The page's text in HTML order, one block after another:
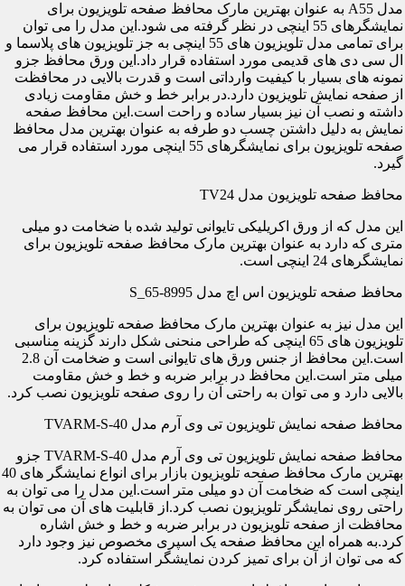
مدل A55 به عنوان بهترین مارک محافظ صفحه تلویزیون برای
نمایشگرهای 55 اینچی در نظر گرفته می شود.این مدل را می توان
برای تمامی مدل تلویزیون های 55 اینچی به جز تلویزیون های پلاسما و
ال سی دی های قدیمی مورد استفاده قرار داد.این ورق محافظ جزو
نمونه های بسیار با کیفیت وارداتی است و قدرت بالایی در محافظت
از صفحه نمایش تلویزیون دارد.در برابر خط و خش مقاومت زیادی
داشته و نصب آن نیز بسیار ساده و راحت است.این محافظ صفحه
نمایش به دلیل داشتن چسب دو طرفه به عنوان بهترین مدل محافظ
صفحه تلویزیون برای نمایشگرهای 55 اینچی مورد استفاده قرار می
گیرد.
محافظ صفحه تلویزیون مدل TV24
این مدل که از ورق اکریلیکی تایوانی تولید شده با ضخامت دو میلی
متری که دارد به عنوان بهترین مارک محافظ صفحه تلویزیون برای
نمایشگرهای 24 اینچی است.
محافظ صفحه تلویزیون اس اچ مدل S_65-8995
این مدل نیز به عنوان بهترین مارک محافظ صفحه تلویزیون برای
تلویزیون های 65 اینچی که طراحی منحنی شکل دارند گزینه مناسبی
است.این محافظ از جنس ورق های تایوانی است و ضخامت آن 2.8
میلی متر است.این محافظ در برابر ضربه و خط و خش مقاومت
بالایی دارد و می توان به راحتی آن را روی صفحه تلویزیون نصب کرد.
محافظ صفحه نمایش تلویزیون تی وی آرم مدل TVARM-S-40
محافظ صفحه نمایش تلویزیون تی وی آرم مدل TVARM-S-40 جزو
بهترین مارک محافظ صفحه تلویزیون بازار برای انواع نمایشگر های 40
اینچی است که ضخامت آن دو میلی متر است.این مدل را می توان به
راحتی روی نمایشگر تلویزیون نصب کرد.از قابلیت های آن می توان به
محافظت از صفحه تلویزیون در برابر ضربه و خط و خش اشاره
کرد.به همراه این محافظ صفحه یک اسپری مخصوص نیز وجود دارد
که می توان از آن برای تمیز کردن نمایشگر استفاده کرد.